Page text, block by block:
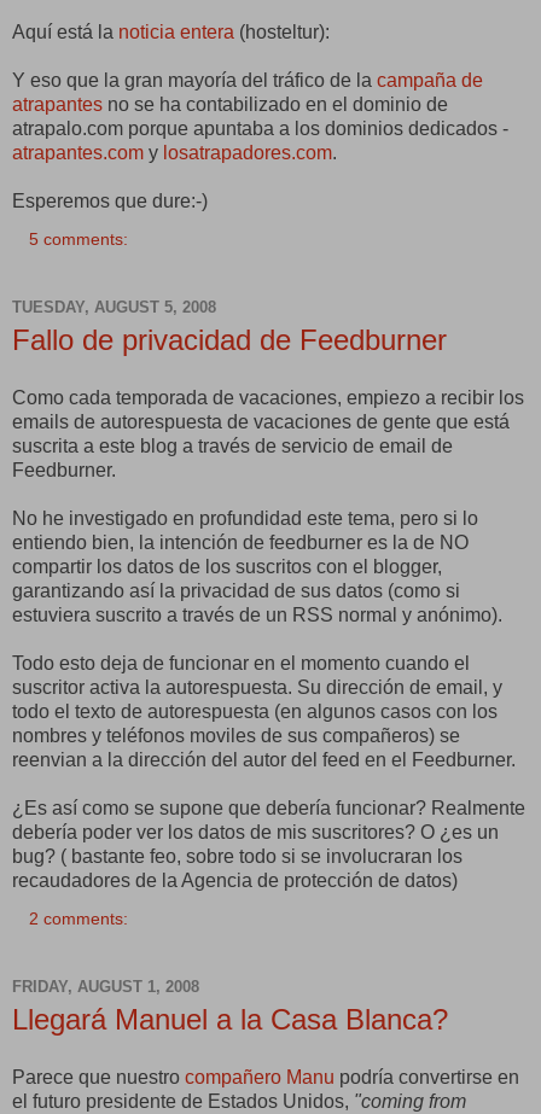
Aquí está la noticia entera (hosteltur):
Y eso que la gran mayoría del tráfico de la campaña de
atrapantes no se ha contabilizado en el dominio de
atrapalo.com porque apuntaba a los dominios dedicados -
atrapantes.com y losatrapadores.com.
Esperemos que dure:-)
5 comments:
TUESDAY, AUGUST 5, 2008
Fallo de privacidad de Feedburner
Como cada temporada de vacaciones, empiezo a recibir los
emails de autorespuesta de vacaciones de gente que está
suscrita a este blog a través de servicio de email de
Feedburner.
No he investigado en profundidad este tema, pero si lo
entiendo bien, la intención de feedburner es la de NO
compartir los datos de los suscritos con el blogger,
garantizando así la privacidad de sus datos (como si
estuviera suscrito a través de un RSS normal y anónimo).
Todo esto deja de funcionar en el momento cuando el
suscritor activa la autorespuesta. Su dirección de email, y
todo el texto de autorespuesta (en algunos casos con los
nombres y teléfonos moviles de sus compañeros) se
reenvian a la dirección del autor del feed en el Feedburner.
¿Es así como se supone que debería funcionar? Realmente
debería poder ver los datos de mis suscritores? O ¿es un
bug? ( bastante feo, sobre todo si se involucraran los
recaudadores de la Agencia de protección de datos)
2 comments:
FRIDAY, AUGUST 1, 2008
Llegará Manuel a la Casa Blanca?
Parece que nuestro compañero Manu podría convertirse en
el futuro presidente de Estados Unidos, "coming from